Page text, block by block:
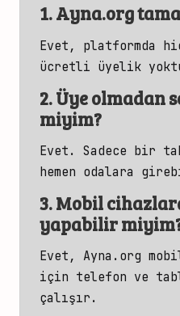
1. Ayna.org
Evet, platformda
ücretli üyelik
2. Üye olmadan
miyim?
Evet. Sadece bir
hemen odalara
3. Mobil
yapabilir
Evet, Ayna.org
için telefon ve
çalışır.